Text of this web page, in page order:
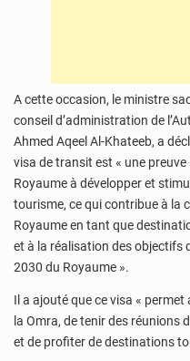
A cette occasion, le ministre
conseil d’administration de
Ahmed Aqeel Al-Khateeb, a
visa de transit est « une
Royaume à développer et
tourisme, ce qui contribue à la
Royaume en tant que
et à la réalisation des objectifs
2030 du Royaume ».
Il a ajouté que ce visa «
la Omra, de tenir des réunions
et de profiter de destinations